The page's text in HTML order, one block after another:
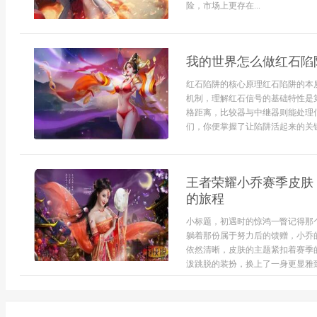
险，市场上更存在...
我的世界怎么做红石
红石陷阱的核心原理红石陷阱的
机制，理解红石信号的基础特性
格距离，比较器与中继器则能处
们，你便掌握了让陷阱活起来的
王者荣耀小乔赛季皮
的旅程
小标题，初遇时的惊鸿一瞥记得
躺着那份属于努力后的馈赠，小
依然清晰，皮肤的主题紧扣着赛
泼跳脱的装扮，换上了一身更显